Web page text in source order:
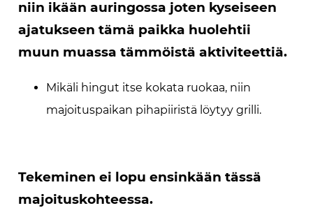
niin ikään auringossa joten kyseiseen
ajatukseen tämä paikka huolehtii
muun muassa tämmöistä aktiviteettiä.
Mikäli hingut itse kokata ruokaa, niin
majoituspaikan pihapiiristä löytyy grilli.
Tekeminen ei lopu ensinkään tässä
majoituskohteessa.